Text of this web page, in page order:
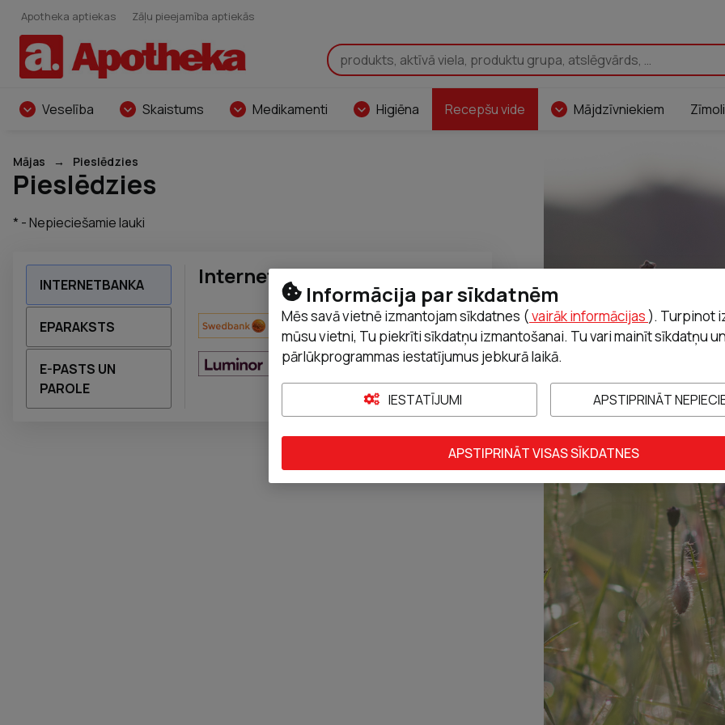
Apotheka aptiekas Zāļu pieejamība aptiekās
Veselība Skaistums Medikamenti Higiēna Recepšu vide Mājdzīvniekiem Zīmoli
Mājas Pieslēdzies
Pieslēdzies
* - Nepieciešamie lauki
INTERNETBANKA
EPARAKSTS
E-PASTS UN
PAROLE
Internetbanka
Swedbank SEB Citadele Latvia
LUMINOR
Informācija par sīkdatnēm
Mēs savā vietnē izmantojam sīkdatnes (vairāk informācijas ). Turpinot
mūsu vietni, Tu piekrīti sīkdatņu izmantošanai. Tu vari mainīt sīkdatņu un
pārlūkprogrammas iestatījumus jebkurā laikā.
IESTATĪJUMI APSTIPRINĀT
APSTIPRINĀT VISAS SĪKDATNES